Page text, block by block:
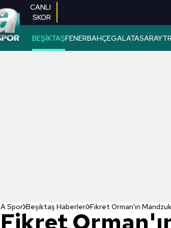
CANLI
SKOR
BEŞİKTAŞFENERBAHÇEGALATASARAY
A Spor Beşiktaş Haberleri Fikret Orman'ın
Fikret